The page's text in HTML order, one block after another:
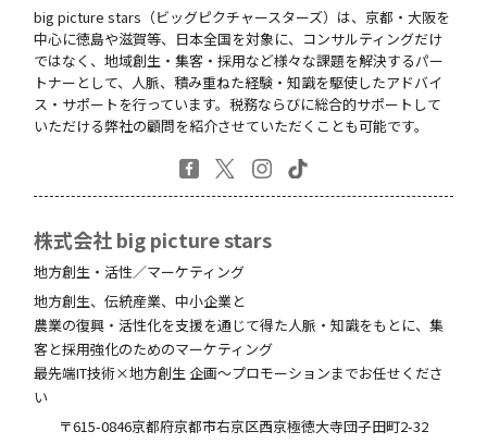
big picture stars（ビッグピクチャースターズ）は、京都・大阪を
中心に徳島や滋賀等、日本全国を対象に、コンサルティングだけ
ではなく、地域創生・集客・採用など様々な課題を解決するパー
トナーとして、人脈、積み重ねた経験・知識を駆使したアドバイ
ス・サポートを行っています。税務ならびに総合的サポートして
いただける弊社の顧問を紹介させていただくことも可能です。
株式会社 big picture stars
地方創生・活性／マーケティング
地方創生、伝統産業、中小企業と
農業の復興・活性化を支援を通じて得た人脈・知識をもとに、集
客と採用強化のためのマーケティング
最先端IT技術×地方創生 企画～プロモーションまでお任せくださ
い
〒615-0846京都府京都市右京区西京極徳大寺団子田町2-32